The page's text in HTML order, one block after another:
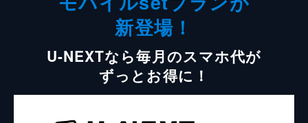
新登場！
U-NEXTなら毎月のスマホ代が
ずっとお得に！